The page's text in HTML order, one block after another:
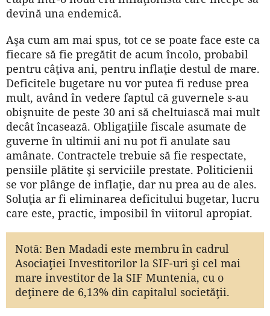
devină una endemică.
Aşa cum am mai spus, tot ce se poate face este ca
fiecare să fie pregătit de acum încolo, probabil
pentru câţiva ani, pentru inflaţie destul de mare.
Deficitele bugetare nu vor putea fi reduse prea
mult, având în vedere faptul că guvernele s-au
obişnuite de peste 30 ani să cheltuiască mai mult
decât încasează. Obligaţiile fiscale asumate de
guverne în ultimii ani nu pot fi anulate sau
amânate. Contractele trebuie să fie respectate,
pensiile plătite şi serviciile prestate. Politicienii
se vor plânge de inflaţie, dar nu prea au de ales.
Soluţia ar fi eliminarea deficitului bugetar, lucru
care este, practic, imposibil în viitorul apropiat.
Notă: Ben Madadi este membru în cadrul
Asociaţiei Investitorilor la SIF-uri şi cel mai
mare investitor de la SIF Muntenia, cu o
deţinere de 6,13% din capitalul societăţii.